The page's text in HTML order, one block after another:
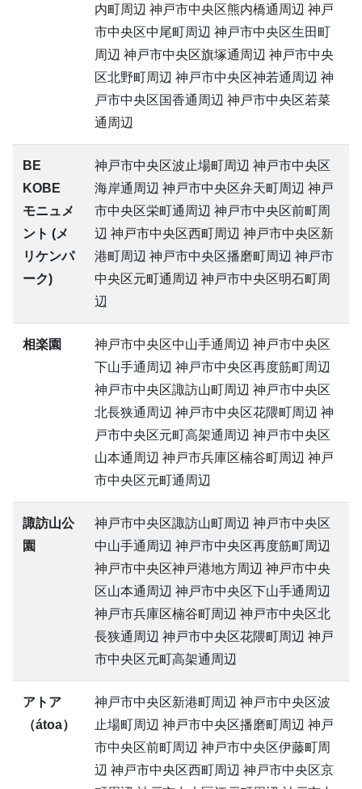
内町周辺 神戸市中央区熊内橋通周辺 神戸
市中央区中尾町周辺 神戸市中央区生田町
周辺 神戸市中央区旗塚通周辺 神戸市中央
区北野町周辺 神戸市中央区神若通周辺 神
戸市中央区国香通周辺 神戸市中央区若菜
通周辺
BE
KOBE
モニュメ
ント (メ
リケンパ
ーク)
神戸市中央区波止場町周辺 神戸市中央区
海岸通周辺 神戸市中央区弁天町周辺 神戸
市中央区栄町通周辺 神戸市中央区前町周
辺 神戸市中央区西町周辺 神戸市中央区新
港町周辺 神戸市中央区播磨町周辺 神戸市
中央区元町通周辺 神戸市中央区明石町周
辺
相楽園
神戸市中央区中山手通周辺 神戸市中央区
下山手通周辺 神戸市中央区再度筋町周辺
神戸市中央区諏訪山町周辺 神戸市中央区
北長狭通周辺 神戸市中央区花隈町周辺 神
戸市中央区元町高架通周辺 神戸市中央区
山本通周辺 神戸市兵庫区楠谷町周辺 神戸
市中央区元町通周辺
諏訪山公
園
神戸市中央区諏訪山町周辺 神戸市中央区
中山手通周辺 神戸市中央区再度筋町周辺
神戸市中央区神戸港地方周辺 神戸市中央
区山本通周辺 神戸市中央区下山手通周辺
神戸市兵庫区楠谷町周辺 神戸市中央区北
長狭通周辺 神戸市中央区花隈町周辺 神戸
市中央区元町高架通周辺
アトア
（átoa）
神戸市中央区新港町周辺 神戸市中央区波
止場町周辺 神戸市中央区播磨町周辺 神戸
市中央区前町周辺 神戸市中央区伊藤町周
辺 神戸市中央区西町周辺 神戸市中央区京